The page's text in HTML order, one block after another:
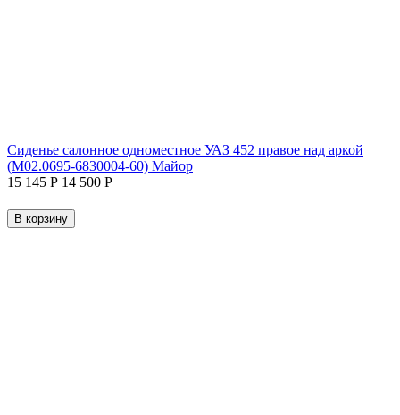
Сиденье салонное одноместное УАЗ 452 правое над аркой
(М02.0695-6830004-60) Майор
15 145 Р 14 500 Р
В корзину